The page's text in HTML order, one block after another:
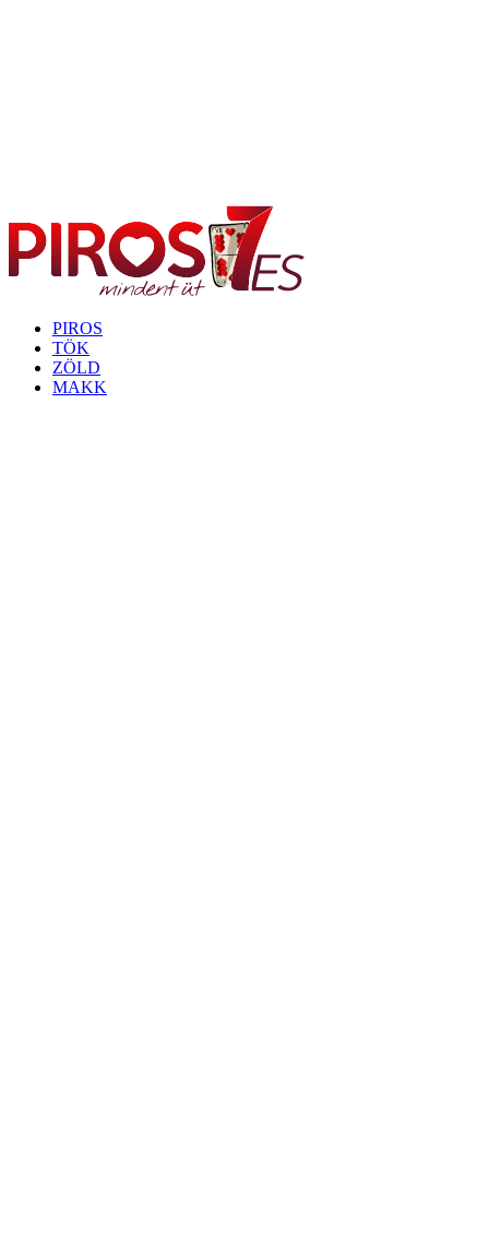
PIROS
TÖK
ZÖLD
MAKK